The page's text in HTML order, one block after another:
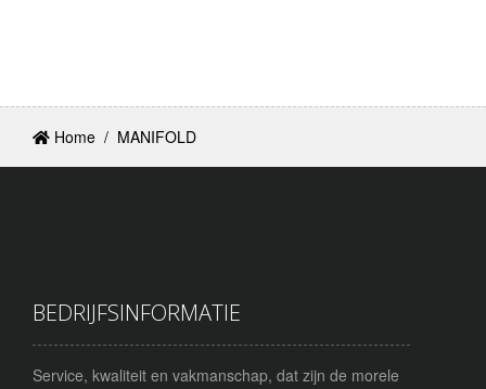
Home / MANIFOLD
BEDRIJFSINFORMATIE
Service, kwaliteit en vakmanschap, dat zijn de morele